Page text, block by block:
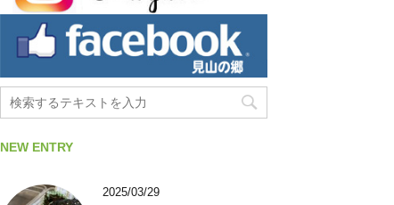
NEW ENTRY
2025/03/29